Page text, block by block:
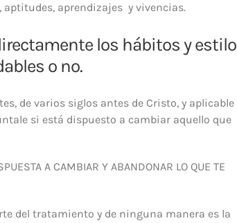
aprendizajes y vivencias.
los hábitos y estilo
o no.
de varios siglos antes de Cristo, y aplicable
si está dispuesto a cambiar aquello que
A CAMBIAR Y ABANDONAR LO QUE TE
del tratamiento y de ninguna manera es la